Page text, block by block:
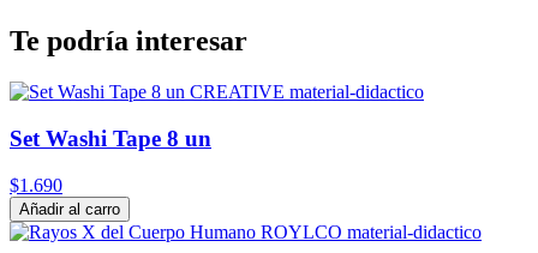
Te podría interesar
Set Washi Tape 8 un
$1.690
Añadir al carro